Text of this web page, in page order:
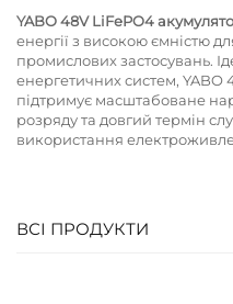
YABO 48V LiFePO4
енергії з високою ємністю
промислових застосувань.
енергетичних систем, YABO
підтримує масштабоване
розряду та довгий термін
використання
ВСІ ПРОДУКТИ